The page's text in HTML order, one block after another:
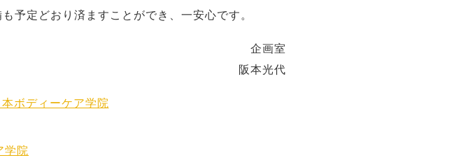
予定どおり済ますことができ、一安心です。
企画室
阪本光代
本ボディーケア学院
学院